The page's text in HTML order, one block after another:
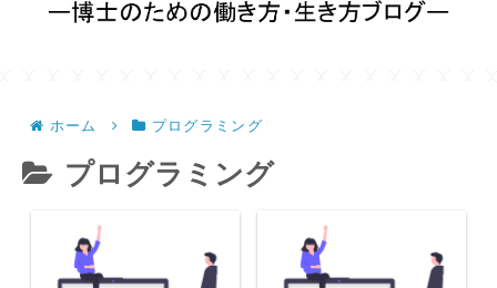
ホーム プログラミング
プログラミング